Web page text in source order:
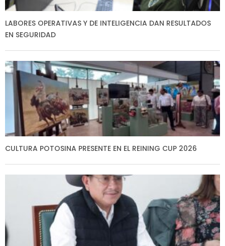
LABORES OPERATIVAS Y DE INTELIGENCIA DAN RESULTADOS
EN SEGURIDAD
CULTURA POTOSINA PRESENTE EN EL REINING CUP 2026